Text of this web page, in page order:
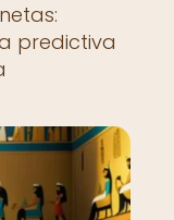
predictiva